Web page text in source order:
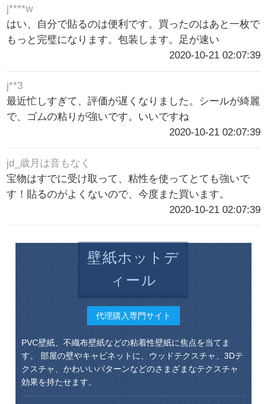
j****w
はい、自分で貼るのは便利です。買ったのはあと一枚で
もっと完璧になります。包装します。足が速い
2020-10-21 02:07:39
j**3
最近忙しすぎて、評価が遅くなりました。シールが綺麗
で、ゴムの粘りが強いです。いいですね
2020-10-21 02:07:39
jd_歳月は音もなく
宝物はすでに受け取って、粘性を使ってとても強いで
す！貼るのがよくないので、今度また買います。
2020-10-21 02:07:39
壁紙ホットデ
ィール
代理購入専門サイト
PVC壁紙、不織布壁紙などの粘着性壁紙に焦点を当てま
す。 部屋の壁やキャビネットに、ウッドテクスチャ、3Dテ
クスチャ、かわいいパターンなどのさまざまなテクスチャ
効果を持たせます。